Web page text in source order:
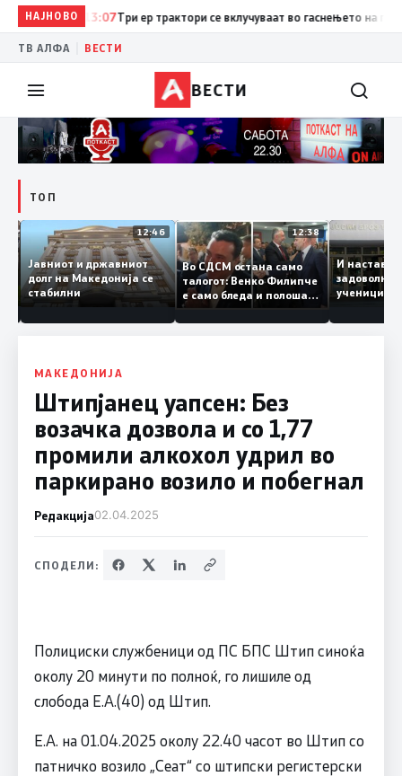
НАЈНОВО13:07Три ер трактори се вклучуваат во гаснењето на
ТВ АЛФА ВЕСТИ
ВЕСТИ
ТОП
12:46
Јавниот и државниот
долг на Македонија се
стабилни
12:38
Во СДСМ остана само
талогот: Венко Филипче
е само бледа и полоша
копија дури и од Зоран
Заев
И
МАКЕДОНИЈА
Штипјанец уапсен: Без
возачка дозвола и со 1,77
промили алкохол удрил во
паркирано возило и побегнал
Редакција02.04.2025
СПОДЕЛИ:
Полициски службеници од ПС БПС Штип синоќа
околу 20 минути по полноќ, го лишиле од
слобода Е.А.(40) од Штип.
Е.А. на 01.04.2025 околу 22.40 часот во Штип со
патничко возило „Сеат“ со штипски регистерски